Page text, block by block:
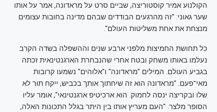
הקולנוע אמיר קוסטוריצה, שביים סרט על מראדונה, אמר על אותו
שער גאוני: "זה מהרגעים הבודדים שבהם מדינה בחובות עצומים
מנצחת את אחת משליטות העולם".
כל תחושת החמיצות מלפני ארבע שנים וההשפלה בשדה הקרב
נעלמו באותו משחק ובטח אחרי שהנבחרת הארגנטינאית זכתה
בגביע העולם. המילים "מראדונה" ו"אלוהים" נשמעו קרובות
מאי־פעם. "מראדונה הוא זה שיחתוך אותך בכביש, ייקח תור לא
שלו ובקריצה ינסה לחמוק. הוא ארכיטיפ ארגנטינאי", אומר עליו
הסופר מלצר. "העם מעריץ אותו בין היתר בגלל התכונות האלה,